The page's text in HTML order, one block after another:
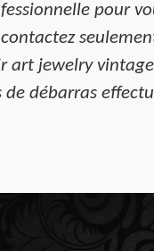
pour
art jewelry
de débarras